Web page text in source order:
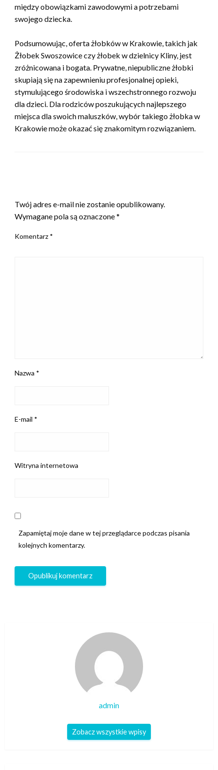
między obowiązkami zawodowymi a potrzebami
swojego dziecka.
Podsumowując, oferta żłobków w Krakowie, takich jak
Żłobek Swoszowice czy żłobek w dzielnicy Kliny, jest
zróżnicowana i bogata. Prywatne, niepubliczne żłobki
skupiają się na zapewnieniu profesjonalnej opieki,
stymulującego środowiska i wszechstronnego rozwoju
dla dzieci. Dla rodziców poszukujących najlepszego
miejsca dla swoich maluszków, wybór takiego żłobka w
Krakowie może okazać się znakomitym rozwiązaniem.
Twój adres e-mail nie zostanie opublikowany.
Wymagane pola są oznaczone*
Komentarz *
Nazwa *
E-mail *
Witryna internetowa
Zapamiętaj moje dane w tej przeglądarce podczas pisania
kolejnych komentarzy.
admin
Zobacz wszystkie wpisy